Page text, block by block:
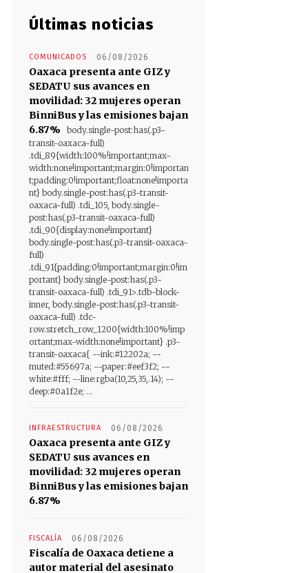
Últimas noticias
COMUNICADOS 06/08/2026
Oaxaca presenta ante GIZ y
SEDATU sus avances en
movilidad: 32 mujeres operan
BinniBus y las emisiones bajan
6.87%
body.single-post:has(.p3-
transit-oaxaca-full)
.tdi_89{width:100%!important;max-
width:none!important;margin:0!importan
t;padding:0!important;float:none!importa
nt} body.single-post:has(.p3-transit-
oaxaca-full) .tdi_105, body.single-
post:has(.p3-transit-oaxaca-full)
.tdi_90{display:none!important}
body.single-post:has(.p3-transit-oaxaca-
full)
.tdi_91{padding:0!important;margin:0!im
portant} body.single-post:has(.p3-
transit-oaxaca-full) .tdi_91>.tdb-block-
inner, body.single-post:has(.p3-transit-
oaxaca-full) .tdc-
row.stretch_row_1200{width:100%!imp
ortant;max-width:none!important} .p3-
transit-oaxaca{ --ink:#12202a; --
muted:#55697a; --paper:#eef3f2; --
white:#fff; --line:rgba(10,25,35,.14); --
deep:#0a1f2e; ...
INFRAESTRUCTURA 06/08/2026
Oaxaca presenta ante GIZ y
SEDATU sus avances en
movilidad: 32 mujeres operan
BinniBus y las emisiones bajan
6.87%
FISCALÍA 06/08/2026
Fiscalía de Oaxaca detiene a
autor material del asesinato